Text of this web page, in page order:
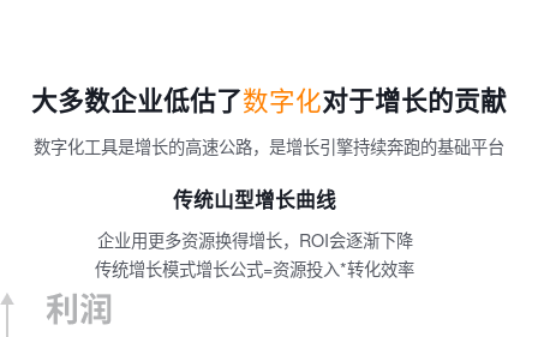
大多数企业低估了数字化对于增长的贡献
数字化工具是增长的高速公路，是增长引擎持续奔跑的基础平台
传统山型增长曲线
企业用更多资源换得增长，ROI会逐渐下降
传统增长模式增长公式=资源投入*转化效率